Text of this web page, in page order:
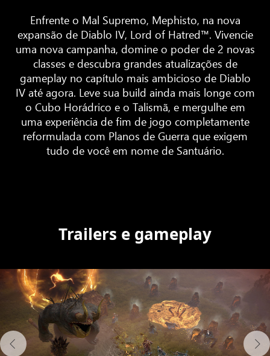
Enfrente o Mal Supremo, Mephisto, na nova
expansão de Diablo IV, Lord of Hatred™. Vivencie
uma nova campanha, domine o poder de 2 novas
classes e descubra grandes atualizações de
gameplay no capítulo mais ambicioso de Diablo
IV até agora. Leve sua build ainda mais longe com
o Cubo Horádrico e o Talismã, e mergulhe em
uma experiência de fim de jogo completamente
reformulada com Planos de Guerra que exigem
tudo de você em nome de Santuário.
Trailers e gameplay